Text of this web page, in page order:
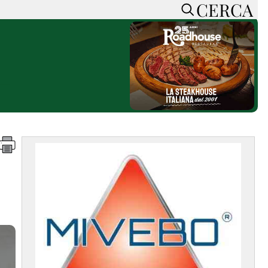
CERCA
ACCEDI o REGISTRATI
CONTATTI
CON NOI
SOSTIENI LA PRESSA
CONOSCI LA PRESSA
COOKIE POLICY
PRIVACY POLICY
FEED RSS
MAPPA DEL SITO
NORMATIVE
DEONTOLOGICHE
CERCA